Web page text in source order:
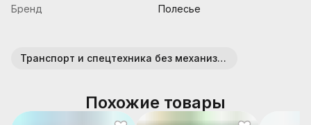
Бренд
Полесье
Транспорт и спецтехника без механизмов (пластик)
Похожие товары